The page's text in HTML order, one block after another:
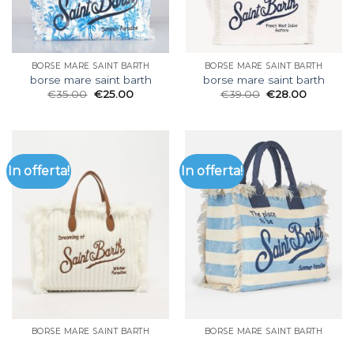
BORSE MARE SAINT BARTH
borse mare saint barth
€35.00 €25.00
BORSE MARE SAINT BARTH
borse mare saint barth
€39.00 €28.00
In offerta!
BORSE MARE SAINT BARTH
In offerta!
BORSE MARE SAINT BARTH